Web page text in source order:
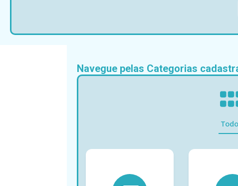
Navegue pelas Categorias